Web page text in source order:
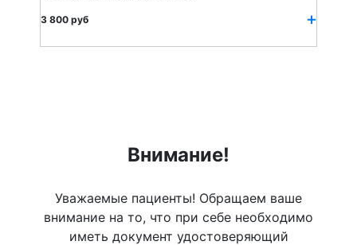
3 800 руб
Внимание!
Уважаемые пациенты! Обращаем ваше
внимание на то, что при себе необходимо
иметь документ удостоверяющий